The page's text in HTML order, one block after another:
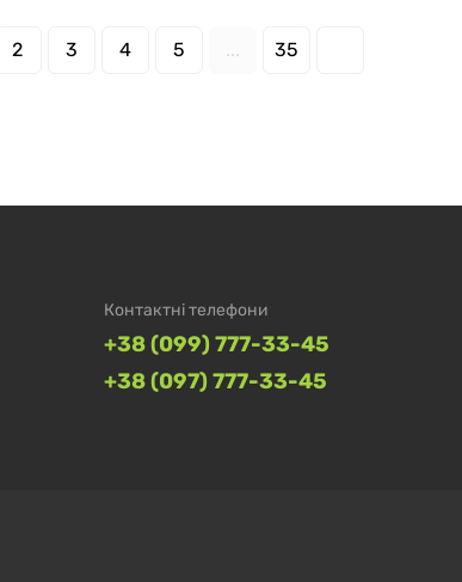
2 3 4 5 ... 35
Контактні телефони
+38 (099) 777-33-45
+38 (097) 777-33-45